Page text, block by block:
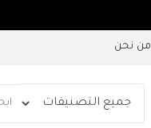
من نحن